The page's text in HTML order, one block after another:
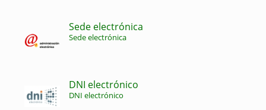
Sede electrónica
Sede electrónica
DNI electrónico
DNI electrónico